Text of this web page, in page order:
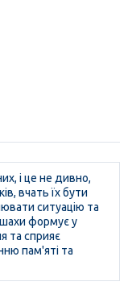
і це не дивно,
вчать їх бути
ситуацію та
шахи формує у
та сприяє
пам'яті та